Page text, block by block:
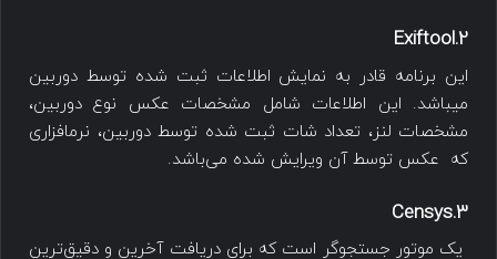
2.Exiftool
این برنامه قادر به نمایش اطلاعات ثبت شده توسط دوربین
می‎باشد. این اطلاعات شامل مشخصات عکس نوع دوربین،
مشخصات لنز، تعداد شات ثبت شده توسط دوربین، نرم‎افزاری
که عکس توسط آن ویرایش شده می‌باشد.
3.Censys
یک موتور جستجوگر است که برای دریافت آخرین و دقیق‌ترین